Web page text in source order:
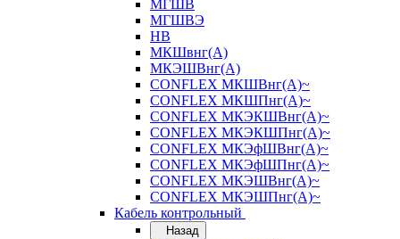
МГШВ
МГШВЭ
НВ
МКШвнг(А)
МКЭШВнг(А)
CONFLEX МКШВнг(А)~
CONFLEX МКШПнг(А)~
CONFLEX МКЭКШВнг(А)~
CONFLEX МКЭКШПнг(А)~
CONFLEX МКЭфШВнг(А)~
CONFLEX МКЭфШПнг(А)~
CONFLEX МКЭШВнг(А)~
CONFLEX МКЭШПнг(А)~
Кабель контрольный
Назад